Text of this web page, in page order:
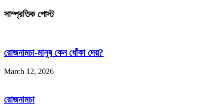
সাম্প্রতিক পোস্ট
রোজনামচা-মানুষ কেন ধোঁকা দেয়?
March 12, 2026
রোজনামচা